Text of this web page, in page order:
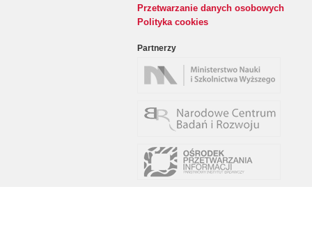
Przetwarzanie danych osobowych
Polityka cookies
Partnerzy